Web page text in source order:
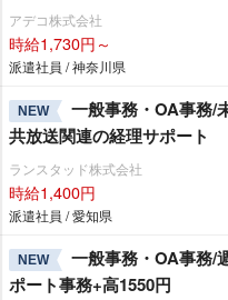
アデコ株式会社
時給1,730円～
派遣社員 / 神奈川県
NEW
一般事務・OA事務/
共放送関連の経理サポート
ランスタッド株式会社
時給1,400円
派遣社員 / 愛知県
NEW
一般事務・OA事務/
ポート事務+高1550円